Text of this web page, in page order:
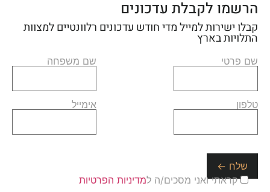
הרשמו לקבלת עדכונים
קבלו ישירות למייל מדי חודש עדכונים רלוונטיים למצוות
התלויות בארץ
שם פרטי שם משפחה
טלפון אימייל
קראתי ואני מסכים/ה למדיניות הפרטיות